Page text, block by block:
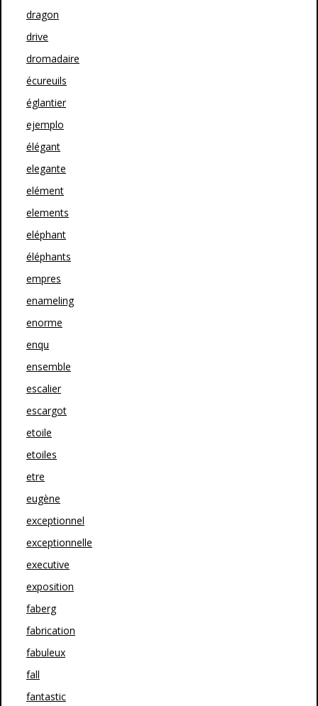
dragon
drive
dromadaire
écureuils
églantier
ejemplo
élégant
elegante
elément
elements
eléphant
éléphants
empres
enameling
enorme
enqu
ensemble
escalier
escargot
etoile
etoiles
etre
eugène
exceptionnel
exceptionnelle
executive
exposition
faberg
fabrication
fabuleux
fall
fantastic